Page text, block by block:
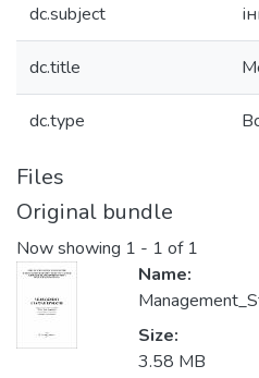
dc.subject
dc.title
dc.type
Files
Original bundle
Now showing 1 - 1 of 1
Name:
Size:
3.58 MB